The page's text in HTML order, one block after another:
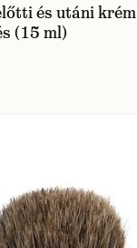
és utáni krém
(15 ml)